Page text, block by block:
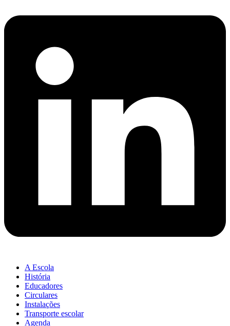
A Escola
História
Educadores
Circulares
Instalações
Transporte escolar
Agenda